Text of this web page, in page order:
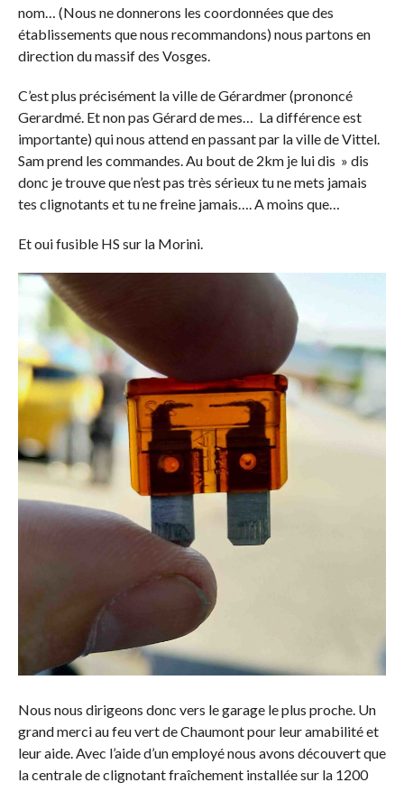
nom… (Nous ne donnerons les coordonnées que des
établissements que nous recommandons) nous partons en
direction du massif des Vosges.
C’est plus précisément la ville de Gérardmer (prononcé
Gerardmé. Et non pas Gérard de mes… La différence est
importante) qui nous attend en passant par la ville de Vittel.
Sam prend les commandes. Au bout de 2km je lui dis » dis
donc je trouve que n’est pas très sérieux tu ne mets jamais
tes clignotants et tu ne freine jamais…. A moins que…
Et oui fusible HS sur la Morini.
Nous nous dirigeons donc vers le garage le plus proche. Un
grand merci au feu vert de Chaumont pour leur amabilité et
leur aide. Avec l’aide d’un employé nous avons découvert que
la centrale de clignotant fraîchement installée sur la 1200